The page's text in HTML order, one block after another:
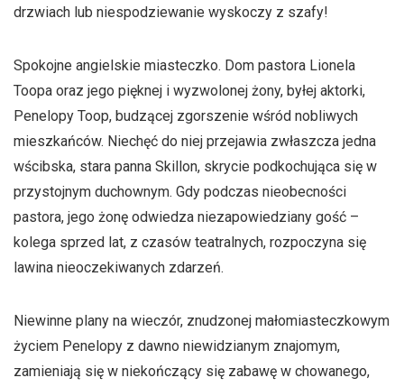
drzwiach lub niespodziewanie wyskoczy z szafy!
Spokojne angielskie miasteczko. Dom pastora Lionela
Toopa oraz jego pięknej i wyzwolonej żony, byłej aktorki,
Penelopy Toop, budzącej zgorszenie wśród nobliwych
mieszkańców. Niechęć do niej przejawia zwłaszcza jedna
wścibska, stara panna Skillon, skrycie podkochująca się w
przystojnym duchownym. Gdy podczas nieobecności
pastora, jego żonę odwiedza niezapowiedziany gość –
kolega sprzed lat, z czasów teatralnych, rozpoczyna się
lawina nieoczekiwanych zdarzeń.
Niewinne plany na wieczór, znudzonej małomiasteczkowym
życiem Penelopy z dawno niewidzianym znajomym,
zamieniają się w niekończący się zabawę w chowanego,